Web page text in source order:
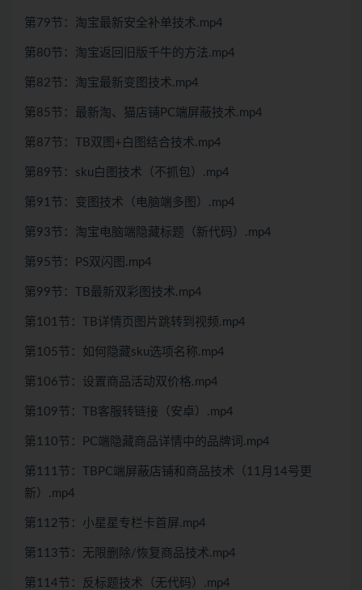
第79节：淘宝最新安全补单技术.mp4
第80节：淘宝返回旧版千牛的方法.mp4
第82节：淘宝最新变图技术.mp4
第85节：最新淘、猫店铺PC端屏蔽技术.mp4
第87节：TB双图+白图结合技术.mp4
第89节：sku白图技术（不抓包）.mp4
第91节：变图技术（电脑端多图）.mp4
第93节：淘宝电脑端隐藏标题（新代码）.mp4
第95节：PS双闪图.mp4
第99节：TB最新双彩图技术.mp4
第101节：TB详情页图片跳转到视频.mp4
第105节：如何隐藏sku选项名称.mp4
第106节：设置商品活动双价格.mp4
第109节：TB客服转链接（安卓）.mp4
第110节：PC端隐藏商品详情中的品牌词.mp4
第111节：TBPC端屏蔽店铺和商品技术（11月14号更
新）.mp4
第112节：小星星专栏卡首屏.mp4
第113节：无限删除/恢复商品技术.mp4
第114节：反标题技术（无代码）.mp4